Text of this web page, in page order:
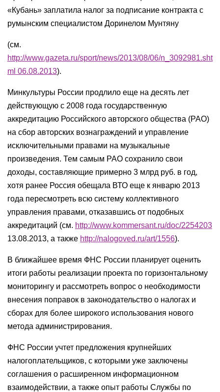
«Кубань» заплатила налог за подписание контракта с
румынским специалистом Доринелом Мунтяну
(см.
http://www.gazeta.ru/sport/news/2013/08/06/n_3092981.sht
ml 06.08.2013).
Минкультуры России продлило еще на десять лет
действующую с 2008 года государственную
аккредитацию Российского авторского общества (РАО)
на сбор авторских вознаграждений и управление
исключительными правами на музыкальные
произведения. Тем самым РАО сохранило свои
доходы, составляющие примерно 3 млрд руб. в год,
хотя ранее Россия обещала ВТО еще к январю 2013
года пересмотреть всю систему коллективного
управления правами, отказавшись от подобных
аккредитаций (см. http://www.kommersant.ru/doc/2254203
13.08.2013, а также http://nalogoved.ru/art/1556).
В ближайшее время ФНС России планирует оценить
итоги работы реализации проекта по горизонтальному
мониторингу и рассмотреть вопрос о необходимости
внесения поправок в законодательство о налогах и
сборах для более широкого использования нового
метода администрирования.
ФНС России учтет предложения крупнейших
налогоплательщиков, с которыми уже заключены
соглашения о расширенном информационном
взаимодействии, а также опыт работы Службы по